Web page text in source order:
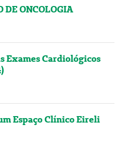
DE ONCOLOGIA
Exames Cardiológicos
Espaço Clínico Eireli